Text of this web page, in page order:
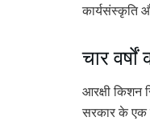
कार्यसंस्कृति
चार
आरक्षी किशन
सरकार के एक